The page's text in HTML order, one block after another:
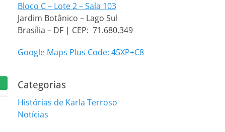
Bloco C – Lote 2 – Sala 103
Jardim Botânico – Lago Sul
Brasília – DF | CEP: 71.680.349
Google Maps Plus Code: 45XP+C8
Categorias
Histórias de Karla Terroso
Notícias